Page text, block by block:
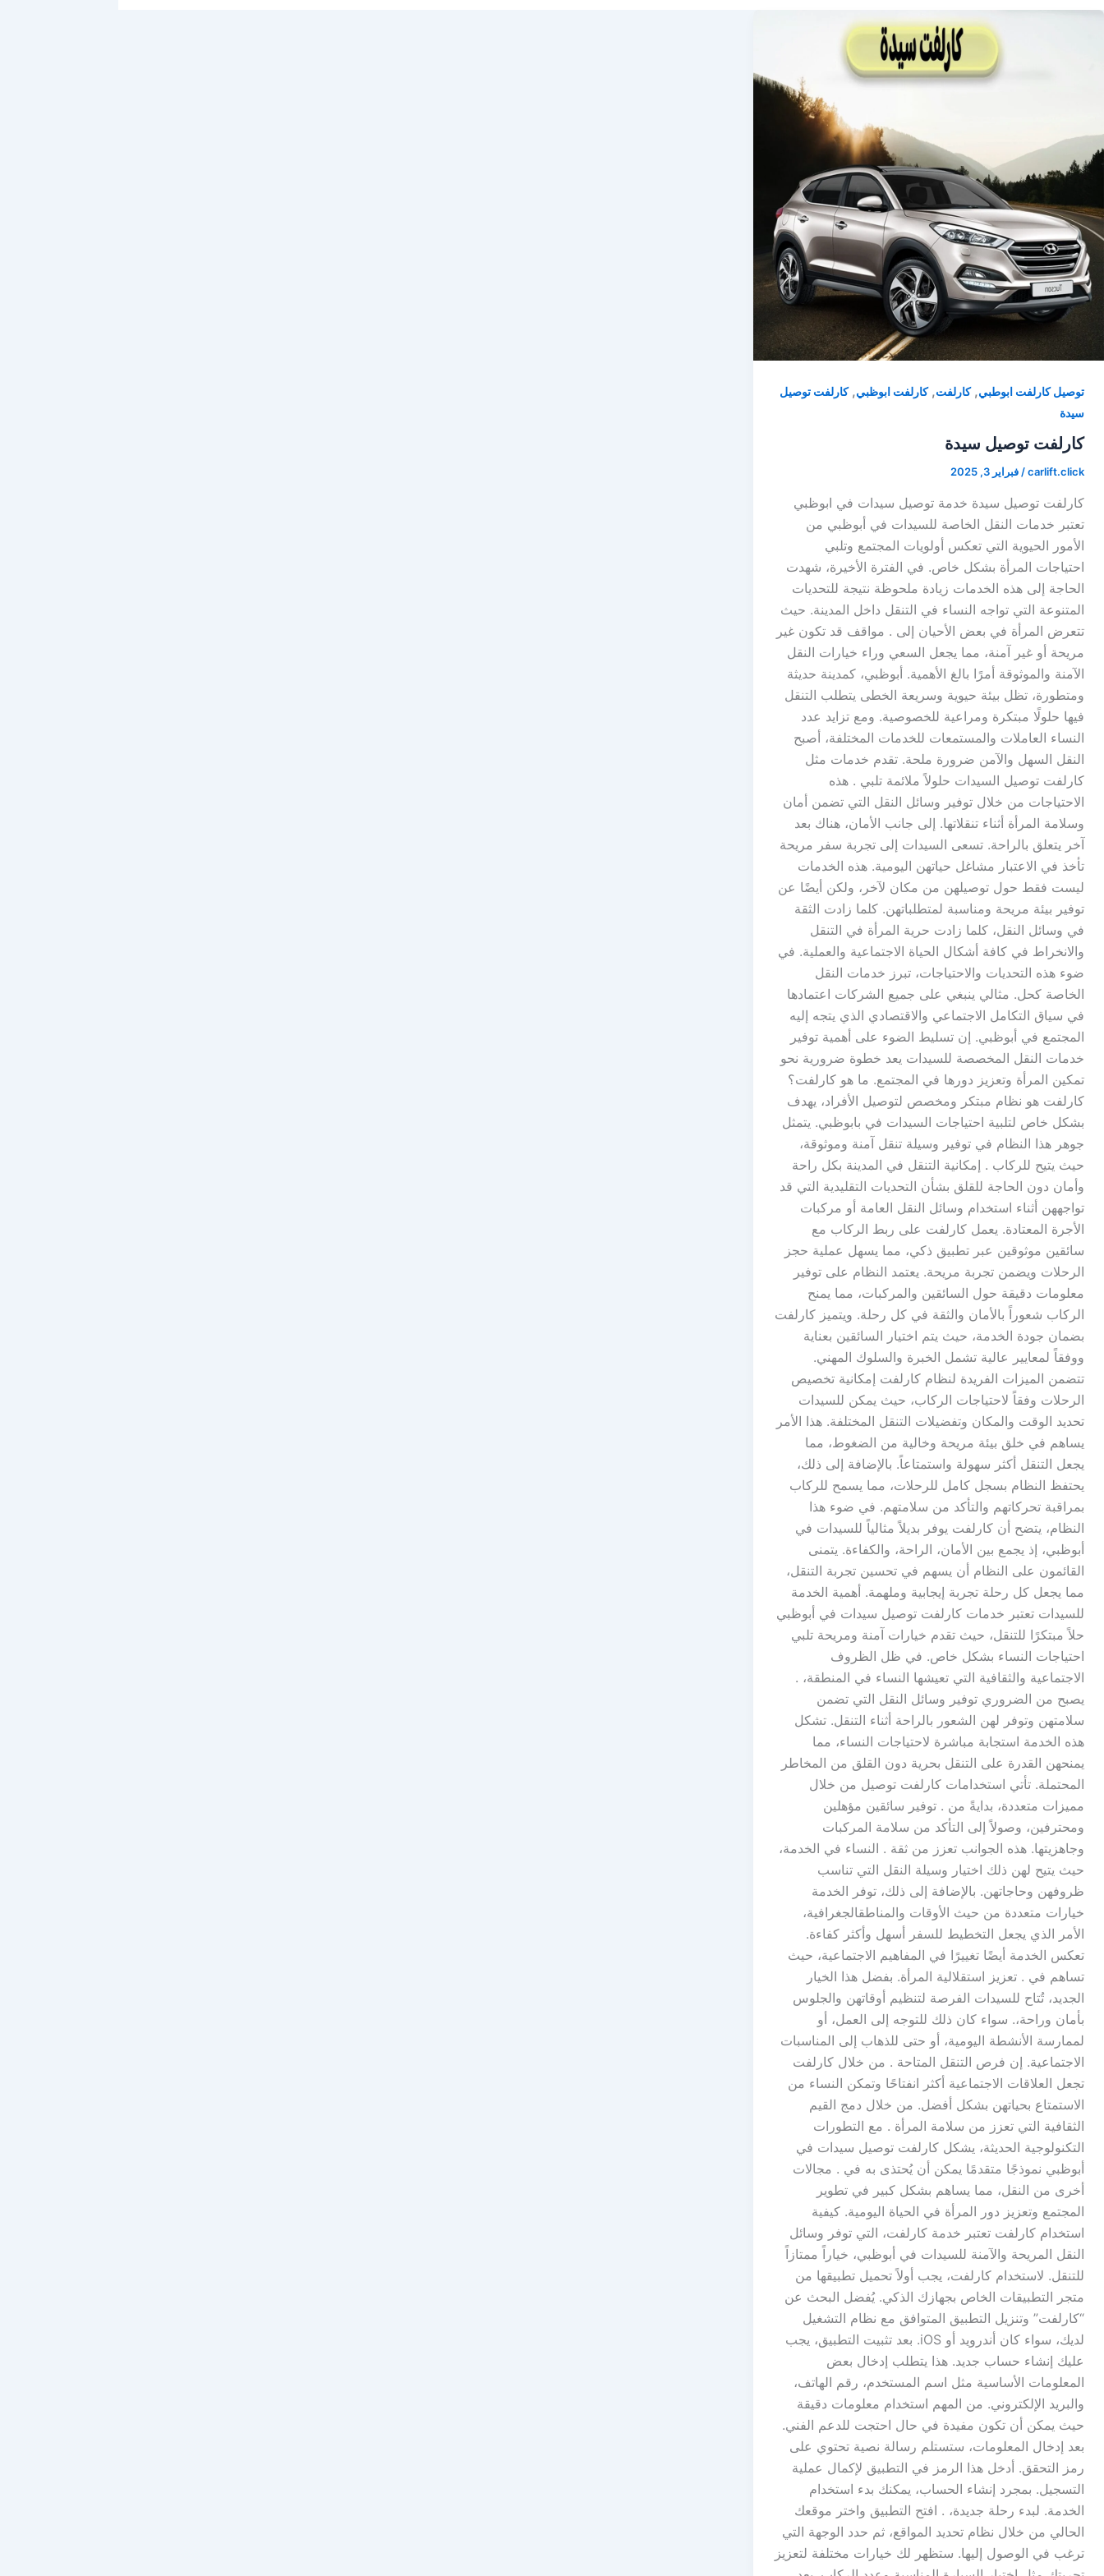
توصيل كارلفت ابوطبي,كارلفت,كارلفت ابوظبي,كارلفت توصيل
سيدة
كارلفت توصيل سيدة
carlift.click
/فبراير 3, 2025
كارلفت توصيل سيدة خدمة توصيل سيدات في ابوظبي
تعتبر خدمات النقل الخاصة للسيدات في أبوظبي من
الأمور الحيوية التي تعكس أولويات المجتمع وتلبي
احتياجات المرأة بشكل خاص. في الفترة الأخيرة، شهدت
الحاجة إلى هذه الخدمات زيادة ملحوظة نتيجة للتحديات
المتنوعة التي تواجه النساء في التنقل داخل المدينة. حيث
تتعرض المرأة في بعض الأحيان إلى . مواقف قد تكون غير
مريحة أو غير آمنة، مما يجعل السعي وراء خيارات النقل
الآمنة والموثوقة أمرًا بالغ الأهمية. أبوظبي، كمدينة حديثة
ومتطورة، تظل بيئة حيوية وسريعة الخطى يتطلب التنقل
فيها حلولًا مبتكرة ومراعية للخصوصية. ومع تزايد عدد
النساء العاملات والمستمعات للخدمات المختلفة، أصبح
النقل السهل والآمن ضرورة ملحة. تقدم خدمات مثل
كارلفت توصيل السيدات حلولاً ملائمة تلبي . هذه
الاحتياجات من خلال توفير وسائل النقل التي تضمن أمان
وسلامة المرأة أثناء تنقلاتها. إلى جانب الأمان، هناك بعد
آخر يتعلق بالراحة. تسعى السيدات إلى تجربة سفر مريحة
تأخذ في الاعتبار مشاغل حياتهن اليومية. هذه الخدمات
ليست فقط حول توصيلهن من مكان لآخر، ولكن أيضًا عن
توفير بيئة مريحة ومناسبة لمتطلباتهن. كلما زادت الثقة
في وسائل النقل، كلما زادت حرية المرأة في التنقل
والانخراط في كافة أشكال الحياة الاجتماعية والعملية. في
ضوء هذه التحديات والاحتياجات، تبرز خدمات النقل
الخاصة كحل. مثالي ينبغي على جميع الشركات اعتمادها
في سياق التكامل الاجتماعي والاقتصادي الذي يتجه إليه
المجتمع في أبوظبي. إن تسليط الضوء على أهمية توفير
خدمات النقل المخصصة للسيدات يعد خطوة ضرورية نحو
تمكين المرأة وتعزيز دورها في المجتمع. ما هو كارلفت؟
كارلفت هو نظام مبتكر ومخصص لتوصيل الأفراد، يهدف
بشكل خاص لتلبية احتياجات السيدات في بابوظبي. يتمثل
جوهر هذا النظام في توفير وسيلة تنقل آمنة وموثوقة،
حيث يتيح للركاب . إمكانية التنقل في المدينة بكل راحة
وأمان دون الحاجة للقلق بشأن التحديات التقليدية التي قد
تواجههن أثناء استخدام وسائل النقل العامة أو مركبات
الأجرة المعتادة. يعمل كارلفت على ربط الركاب مع
سائقين موثوقين عبر تطبيق ذكي، مما يسهل عملية حجز
الرحلات ويضمن تجربة مريحة. يعتمد النظام على توفير
معلومات دقيقة حول السائقين والمركبات، مما يمنح
الركاب شعوراً بالأمان والثقة في كل رحلة. ويتميز كارلفت
بضمان جودة الخدمة، حيث يتم اختيار السائقين بعناية
ووفقاً لمعايير عالية تشمل الخبرة والسلوك المهني.
تتضمن الميزات الفريدة لنظام كارلفت إمكانية تخصيص
الرحلات وفقاً لاحتياجات الركاب، حيث يمكن للسيدات
تحديد الوقت والمكان وتفضيلات التنقل المختلفة. هذا الأمر
يساهم في خلق بيئة مريحة وخالية من الضغوط، مما
يجعل التنقل أكثر سهولة واستمتاعاً. بالإضافة إلى ذلك،
يحتفظ النظام بسجل كامل للرحلات، مما يسمح للركاب
بمراقبة تحركاتهم والتأكد من سلامتهم. في ضوء هذا
النظام، يتضح أن كارلفت يوفر بديلاً مثالياً للسيدات في
أبوظبي، إذ يجمع بين الأمان، الراحة، والكفاءة. يتمنى
القائمون على النظام أن يسهم في تحسين تجربة التنقل،
مما يجعل كل رحلة تجربة إيجابية وملهمة. أهمية الخدمة
للسيدات تعتبر خدمات كارلفت توصيل سيدات في أبوظبي
حلاً مبتكرًا للتنقل، حيث تقدم خيارات آمنة ومريحة تلبي
احتياجات النساء بشكل خاص. في ظل الظروف
الاجتماعية والثقافية التي تعيشها النساء في المنطقة، .
يصبح من الضروري توفير وسائل النقل التي تضمن
سلامتهن وتوفر لهن الشعور بالراحة أثناء التنقل. تشكل
هذه الخدمة استجابة مباشرة لاحتياجات النساء، مما
يمنحهن القدرة على التنقل بحرية دون القلق من المخاطر
المحتملة. تأتي استخدامات كارلفت توصيل من خلال
مميزات متعددة، بدايةً من . توفير سائقين مؤهلين
ومحترفين، وصولاً إلى التأكد من سلامة المركبات
وجاهزيتها. هذه الجوانب تعزز من ثقة . النساء في الخدمة،
حيث يتيح لهن ذلك اختيار وسيلة النقل التي تناسب
ظروفهن وحاجاتهن. بالإضافة إلى ذلك، توفر الخدمة
خيارات متعددة من حيث الأوقات والمناطقالجغرافية،
الأمر الذي يجعل التخطيط للسفر أسهل وأكثر كفاءة.
تعكس الخدمة أيضًا تغييرًا في المفاهيم الاجتماعية، حيث
تساهم في . تعزيز استقلالية المرأة. بفضل هذا الخيار
الجديد، تُتاح للسيدات الفرصة لتنظيم أوقاتهن والجلوس
بأمان وراحة،. سواء كان ذلك للتوجه إلى العمل، أو
لممارسة الأنشطة اليومية، أو حتى للذهاب إلى المناسبات
الاجتماعية. إن فرص التنقل المتاحة . من خلال كارلفت
تجعل العلاقات الاجتماعية أكثر انفتاحًا وتمكن النساء من
الاستمتاع بحياتهن بشكل أفضل. من خلال دمج القيم
الثقافية التي تعزز من سلامة المرأة . مع التطورات
التكنولوجية الحديثة، يشكل كارلفت توصيل سيدات في
أبوظبي نموذجًا متقدمًا يمكن أن يُحتذى به في . مجالات
أخرى من النقل، مما يساهم بشكل كبير في تطوير
المجتمع وتعزيز دور المرأة في الحياة اليومية. كيفية
استخدام كارلفت تعتبر خدمة كارلفت، التي توفر وسائل
النقل المريحة والآمنة للسيدات في أبوظبي، خياراً ممتازاً
للتنقل. لاستخدام كارلفت، يجب أولاً تحميل تطبيقها من
متجر التطبيقات الخاص بجهازك الذكي. يُفضل البحث عن
“كارلفت” وتنزيل التطبيق المتوافق مع نظام التشغيل
لديك، سواء كان أندرويد أو iOS. بعد تثبيت التطبيق، يجب
عليك إنشاء حساب جديد. هذا يتطلب إدخال بعض
المعلومات الأساسية مثل اسم المستخدم، رقم الهاتف،
والبريد الإلكتروني. من المهم استخدام معلومات دقيقة
حيث يمكن أن تكون مفيدة في حال احتجت للدعم الفني.
بعد إدخال المعلومات، ستستلم رسالة نصية تحتوي على
رمز التحقق. أدخل هذا الرمز في التطبيق لإكمال عملية
التسجيل. بمجرد إنشاء الحساب، يمكنك بدء استخدام
الخدمة. لبدء رحلة جديدة، . افتح التطبيق واختر موقعك
الحالي من خلال نظام تحديد المواقع، ثم حدد الوجهة التي
ترغب في الوصول إليها. ستظهر لك خيارات مختلفة لتعزيز